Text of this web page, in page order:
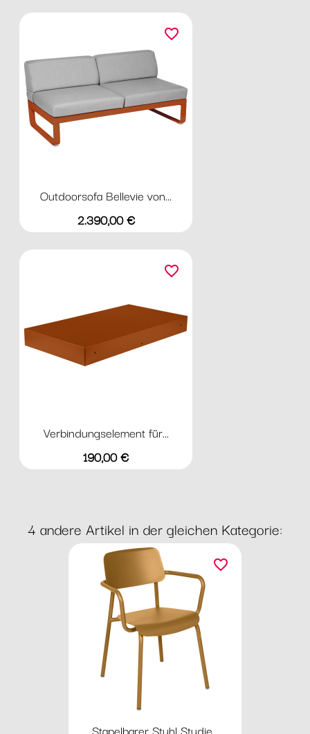
Outdoorsofa Bellevie von...
Preis
2.390,00 €
favorite_border
Verbindungselement für...
Preis
190,00 €
favorite_border
4 andere Artikel in der gleichen Kategorie:
favorite_border